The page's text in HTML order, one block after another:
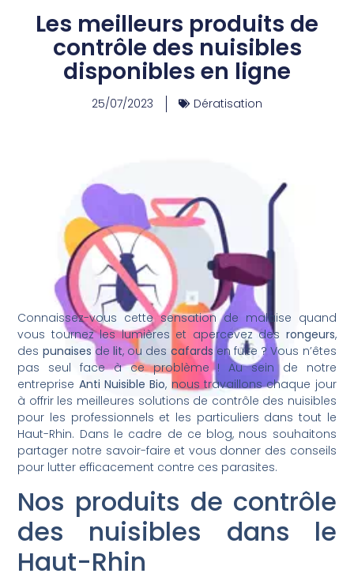
Les meilleurs produits de
contrôle des nuisibles
disponibles en ligne
25/07/2023 Dératisation
Connaissez-vous cette sensation de malaise quand
vous tournez les lumières et apercevez des rongeurs,
des punaises de lit, ou des cafardsen fuite ? Vous n’êtes
pas seul face à ce problème ! Au sein de notre
entreprise Anti Nuisible Bio, nous travaillons chaque jour
à offrir les meilleures solutions de contrôle des nuisibles
pour les professionnels et les particuliers dans tout le
Haut-Rhin. Dans le cadre de ce blog, nous souhaitons
partager notre savoir-faire et vous donner des conseils
pour lutter efficacement contre ces parasites.
Nos produits de contrôle
des nuisibles dans le
Haut-Rhin